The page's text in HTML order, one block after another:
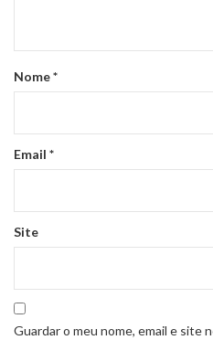
Nome*
Email *
Site
Guardar o meu nome, email e site